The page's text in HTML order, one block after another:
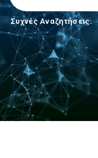
Συχνές Αναζητήσεις: